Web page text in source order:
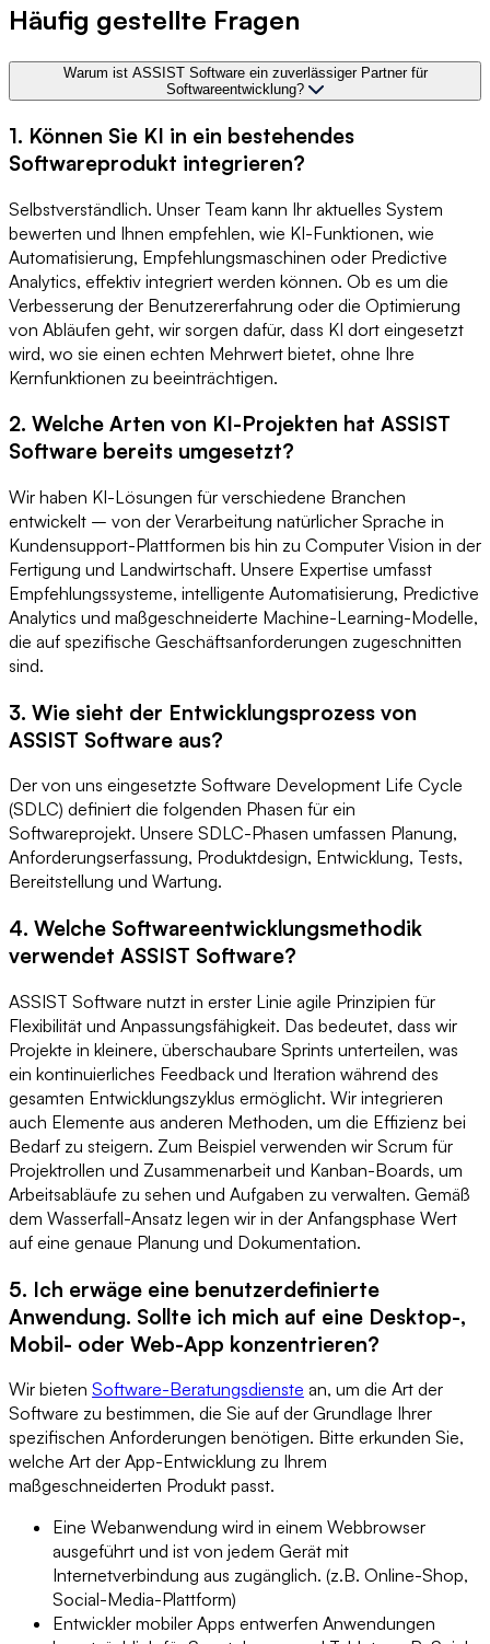
Häufig gestellte Fragen
Warum ist ASSIST Software ein zuverlässiger Partner für
Softwareentwicklung?
1. Können Sie KI in ein bestehendes
Softwareprodukt integrieren?
Selbstverständlich. Unser Team kann Ihr aktuelles System
bewerten und Ihnen empfehlen, wie KI-Funktionen, wie
Automatisierung, Empfehlungsmaschinen oder Predictive
Analytics, effektiv integriert werden können. Ob es um die
Verbesserung der Benutzererfahrung oder die Optimierung
von Abläufen geht, wir sorgen dafür, dass KI dort eingesetzt
wird, wo sie einen echten Mehrwert bietet, ohne Ihre
Kernfunktionen zu beeinträchtigen.
2. Welche Arten von KI-Projekten hat ASSIST
Software bereits umgesetzt?
Wir haben KI-Lösungen für verschiedene Branchen
entwickelt – von der Verarbeitung natürlicher Sprache in
Kundensupport-Plattformen bis hin zu Computer Vision in der
Fertigung und Landwirtschaft. Unsere Expertise umfasst
Empfehlungssysteme, intelligente Automatisierung, Predictive
Analytics und maßgeschneiderte Machine-Learning-Modelle,
die auf spezifische Geschäftsanforderungen zugeschnitten
sind.
3. Wie sieht der Entwicklungsprozess von
ASSIST Software aus?
Der von uns eingesetzte Software Development Life Cycle
(SDLC) definiert die folgenden Phasen für ein
Softwareprojekt. Unsere SDLC-Phasen umfassen Planung,
Anforderungserfassung, Produktdesign, Entwicklung, Tests,
Bereitstellung und Wartung.
4. Welche Softwareentwicklungsmethodik
verwendet ASSIST Software?
ASSIST Software nutzt in erster Linie agile Prinzipien für
Flexibilität und Anpassungsfähigkeit. Das bedeutet, dass wir
Projekte in kleinere, überschaubare Sprints unterteilen, was
ein kontinuierliches Feedback und Iteration während des
gesamten Entwicklungszyklus ermöglicht. Wir integrieren
auch Elemente aus anderen Methoden, um die Effizienz bei
Bedarf zu steigern. Zum Beispiel verwenden wir Scrum für
Projektrollen und Zusammenarbeit und Kanban-Boards, um
Arbeitsabläufe zu sehen und Aufgaben zu verwalten. Gemäß
dem Wasserfall-Ansatz legen wir in der Anfangsphase Wert
auf eine genaue Planung und Dokumentation.
5. Ich erwäge eine benutzerdefinierte
Anwendung. Sollte ich mich auf eine Desktop-,
Mobil- oder Web-App konzentrieren?
Wir bieten Software-Beratungsdienste an, um die Art der
Software zu bestimmen, die Sie auf der Grundlage Ihrer
spezifischen Anforderungen benötigen. Bitte erkunden Sie,
welche Art der App-Entwicklung zu Ihrem
maßgeschneiderten Produkt passt.
Eine Webanwendung wird in einem Webbrowser
ausgeführt und ist von jedem Gerät mit
Internetverbindung aus zugänglich. (z.B. Online-Shop,
Social-Media-Plattform)
Entwickler mobiler Apps entwerfen Anwendungen